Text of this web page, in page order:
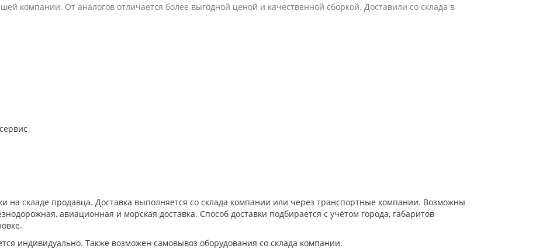
компании. От аналогов отличается более выгодной ценой и качественной сборкой. Доставили со склада в
на складе продавца. Доставка выполняется со склада компании или через транспортные компании. Возможны
авиационная и морская доставка. Способ доставки подбирается с учётом города, габаритов
индивидуально. Также возможен самовывоз оборудования со склада компании.